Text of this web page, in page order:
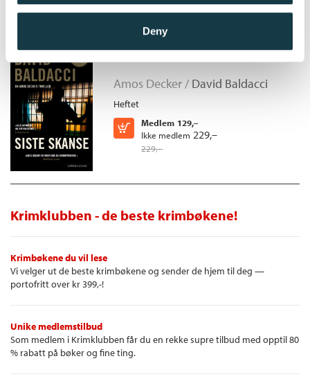
Deny
Siste skanse
Amos Decker / David Baldacci
Heftet
Medlem 129,–
Ikke medlem 229,–
229,–
Kjøp
Krimklubben - de beste krimbøkene!
Krimbøkene du vil lese
Vi velger ut de beste krimbøkene og sender de hjem til deg —
portofritt over kr 399,-!
Unike medlemstilbud
Som medlem i Krimklubben får du en rekke supre tilbud med opptil 80
% rabatt på bøker og fine ting.